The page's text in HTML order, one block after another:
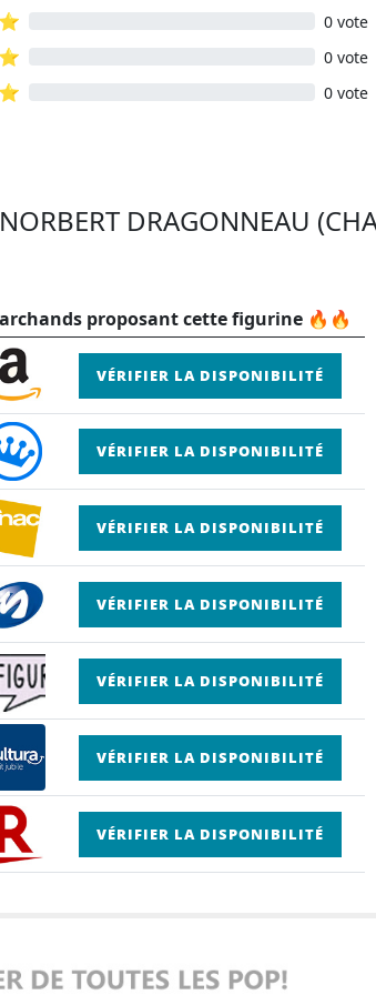
0 vote
0 vote
0 vote
DRAGONNEAU
proposant cette figurine 🔥🔥
VÉRIFIER LA DISPONIBILITÉ
VÉRIFIER LA DISPONIBILITÉ
VÉRIFIER LA DISPONIBILITÉ
VÉRIFIER LA DISPONIBILITÉ
VÉRIFIER LA DISPONIBILITÉ
VÉRIFIER LA DISPONIBILITÉ
VÉRIFIER LA DISPONIBILITÉ